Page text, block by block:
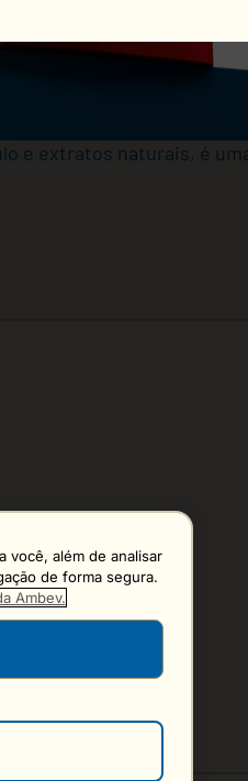
ml é uma witbier
Com teor alcoólico
de coentro,
e extratos naturais, é
você, além de analisar
de forma segura.
Ambev.